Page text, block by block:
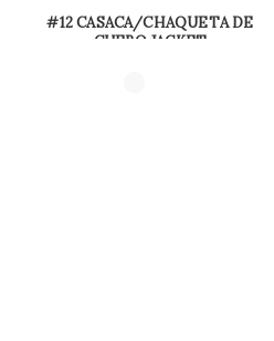
#12 CASACA/CHAQUETA DE
CUERO JACKET